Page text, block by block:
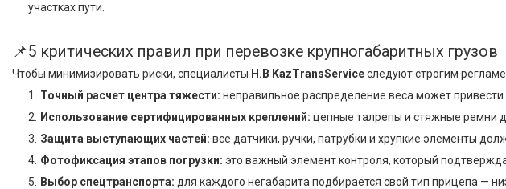
участках пути.
📌5 критических правил при перевозке крупногабаритных грузов
Чтобы минимизировать риски, специалисты H.B KazTransServiceследуют строгим
Точный расчет центра тяжести: неправильное распределение веса может
Использование сертифицированных креплений: цепные талрепы и стяжные ремни
Защита выступающих частей: все датчики, ручки, патрубки и хрупкие элементы
Фотофиксация этапов погрузки: это важный элемент контроля, который
Выбор спецтранспорта: для каждого негабарита подбирается свой тип прицепа —